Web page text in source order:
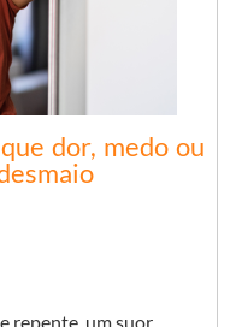
dor, medo ou
repente, um suor…